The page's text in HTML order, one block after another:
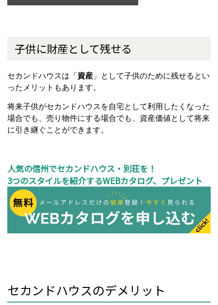
子供に財産として残せる
セカンドハウスは「 資産 」として子供のために残せるとい
ったメリットもあります。
将来子供がセカンドハウスを自宅として利用したくなった
場合でも、売り物件にする場合でも、資産価値として将来
に引き継ぐことができます。
人気の信州でセカンドハウス・別荘を！
3つのスタイルを紹介するWEBカタログ、プレゼント
セカンドハウスのデメリット